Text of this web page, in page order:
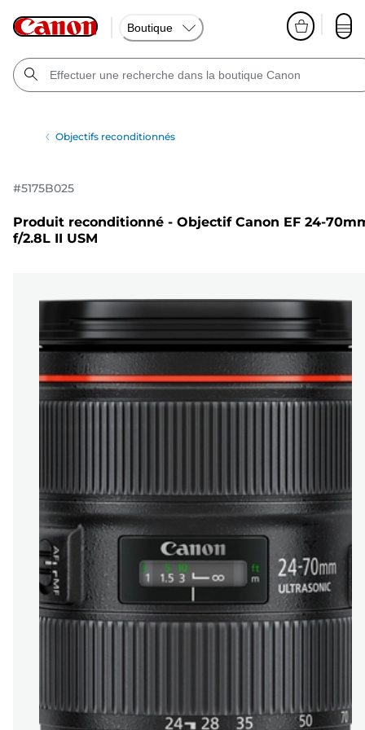
Boutique
Objectifs reconditionnés
#5175B025
Produit reconditionné - Objectif Canon EF 24-
f/2.8L II USM